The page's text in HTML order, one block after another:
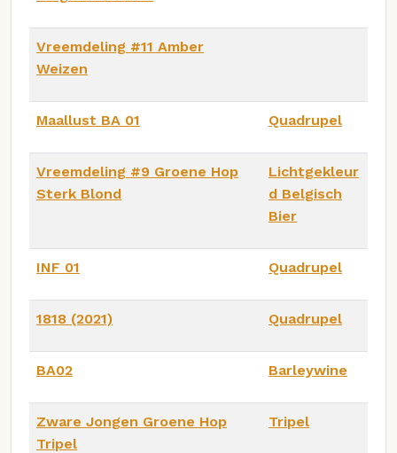
Vreemdeling #11 Amber
Weizen
Maallust BA 01 Quadrupel
Vreemdeling #9 Groene Hop
Sterk Blond
Lichtgekleur
d Belgisch
Bier
INF 01 Quadrupel
1818 (2021) Quadrupel
BA02 Barleywine
Zware Jongen Groene Hop
Tripel
Tripel